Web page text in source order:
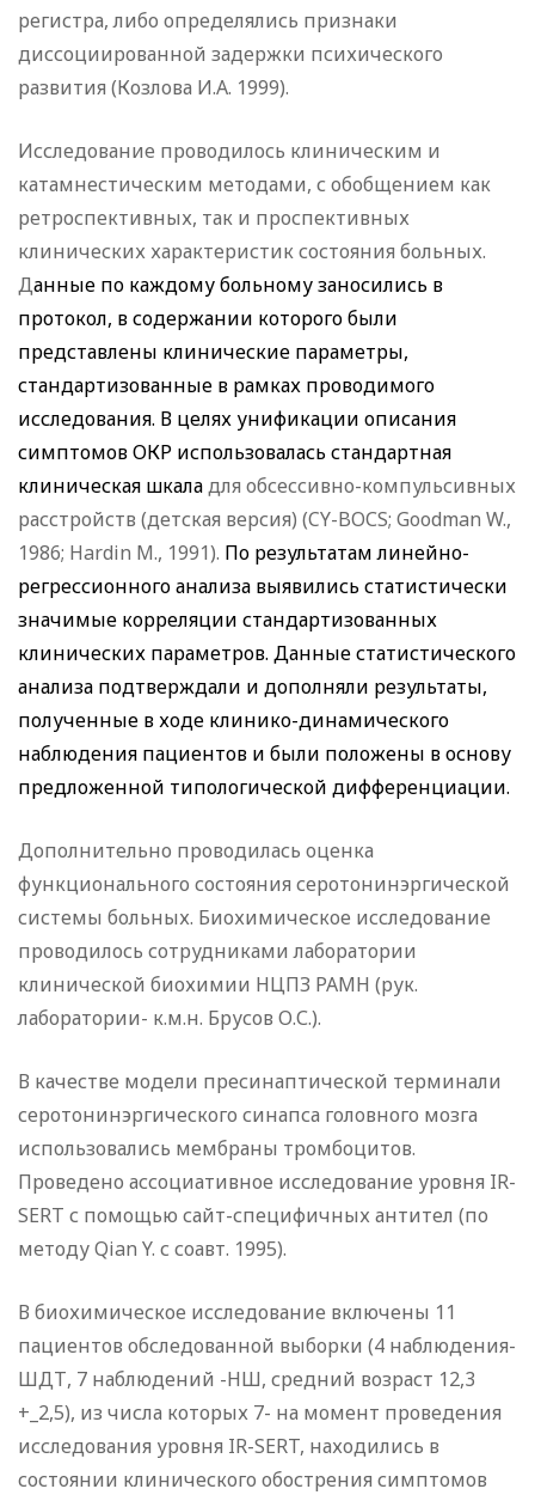
регистра, либо определялись признаки
диссоциированной задержки психического
развития (Козлова И.А. 1999).
Исследование проводилось клиническим и
катамнестическим методами, с обобщением как
ретроспективных, так и проспективных
клинических характеристик состояния больных.
Данные по каждому больному заносились в
протокол, в содержании которого были
представлены клинические параметры,
стандартизованные в рамках проводимого
исследования. В целях унификации описания
симптомов ОКР использовалась стандартная
клиническая шкаладля обсессивно-компульсивных
расстройств (детская версия) (CY-BOСS; Goodman W.,
1986; Hardin M., 1991). По результатам линейно-
регрессионного анализа выявились статистически
значимые корреляции стандартизованных
клинических параметров. Данные статистического
анализа подтверждали и дополняли результаты,
полученные в ходе клинико-динамического
наблюдения пациентов и были положены в основу
предложенной типологической дифференциации.
Дополнительно проводилась оценка
функционального состояния серотонинэргической
системы больных. Биохимическое исследование
проводилось сотрудниками лаборатории
клинической биохимии НЦПЗ РАМН (рук.
лаборатории- к.м.н. Брусов О.С.).
В качестве модели пресинаптической терминали
серотонинэргического синапса головного мозга
использовались мембраны тромбоцитов.
Проведено ассоциативное исследование уровня IR-
SERT с помощью сайт-специфичных антител (по
методу Qian Y. с соавт. 1995).
В биохимическое исследование включены 11
пациентов обследованной выборки (4 наблюдения-
ШДТ, 7 наблюдений -НШ, средний возраст 12,3
+_2,5), из числа которых 7- на момент проведения
исследования уровня IR-SERT, находились в
состоянии клинического обострения симптомов